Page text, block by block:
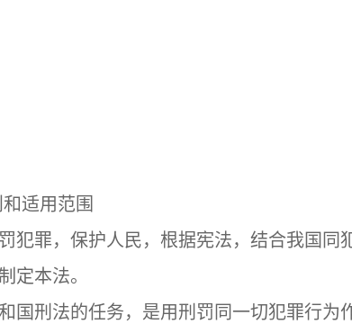
适用范围
罪，保护人民，根据宪法，结合我国同
定本法。
刑法的任务，是用刑罚同一切犯罪行为